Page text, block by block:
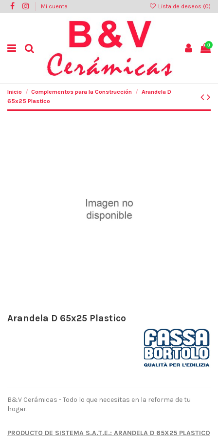
Mi cuenta Lista de deseos (0)
0
Inicio Complementos para la Construcción
Arandela D
65x25 Plastico
Arandela D 65x25 Plastico
B&V Cerámicas - Todo lo que necesitas en la reforma de tu
hogar.
PRODUCTO DE SISTEMA S.A.T.E.: ARANDELA D 65X25 PLASTICO